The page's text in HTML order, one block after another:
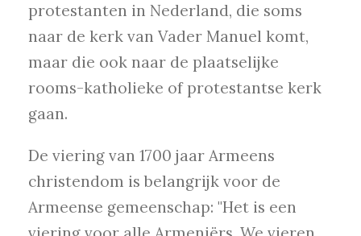
protestanten in Nederland, die soms
naar de kerk van Vader Manuel komt,
maar die ook naar de plaatselijke
rooms-katholieke of protestantse kerk
gaan.
De viering van 1700 jaar Armeens
christendom is belangrijk voor de
Armeense gemeenschap: "Het is een